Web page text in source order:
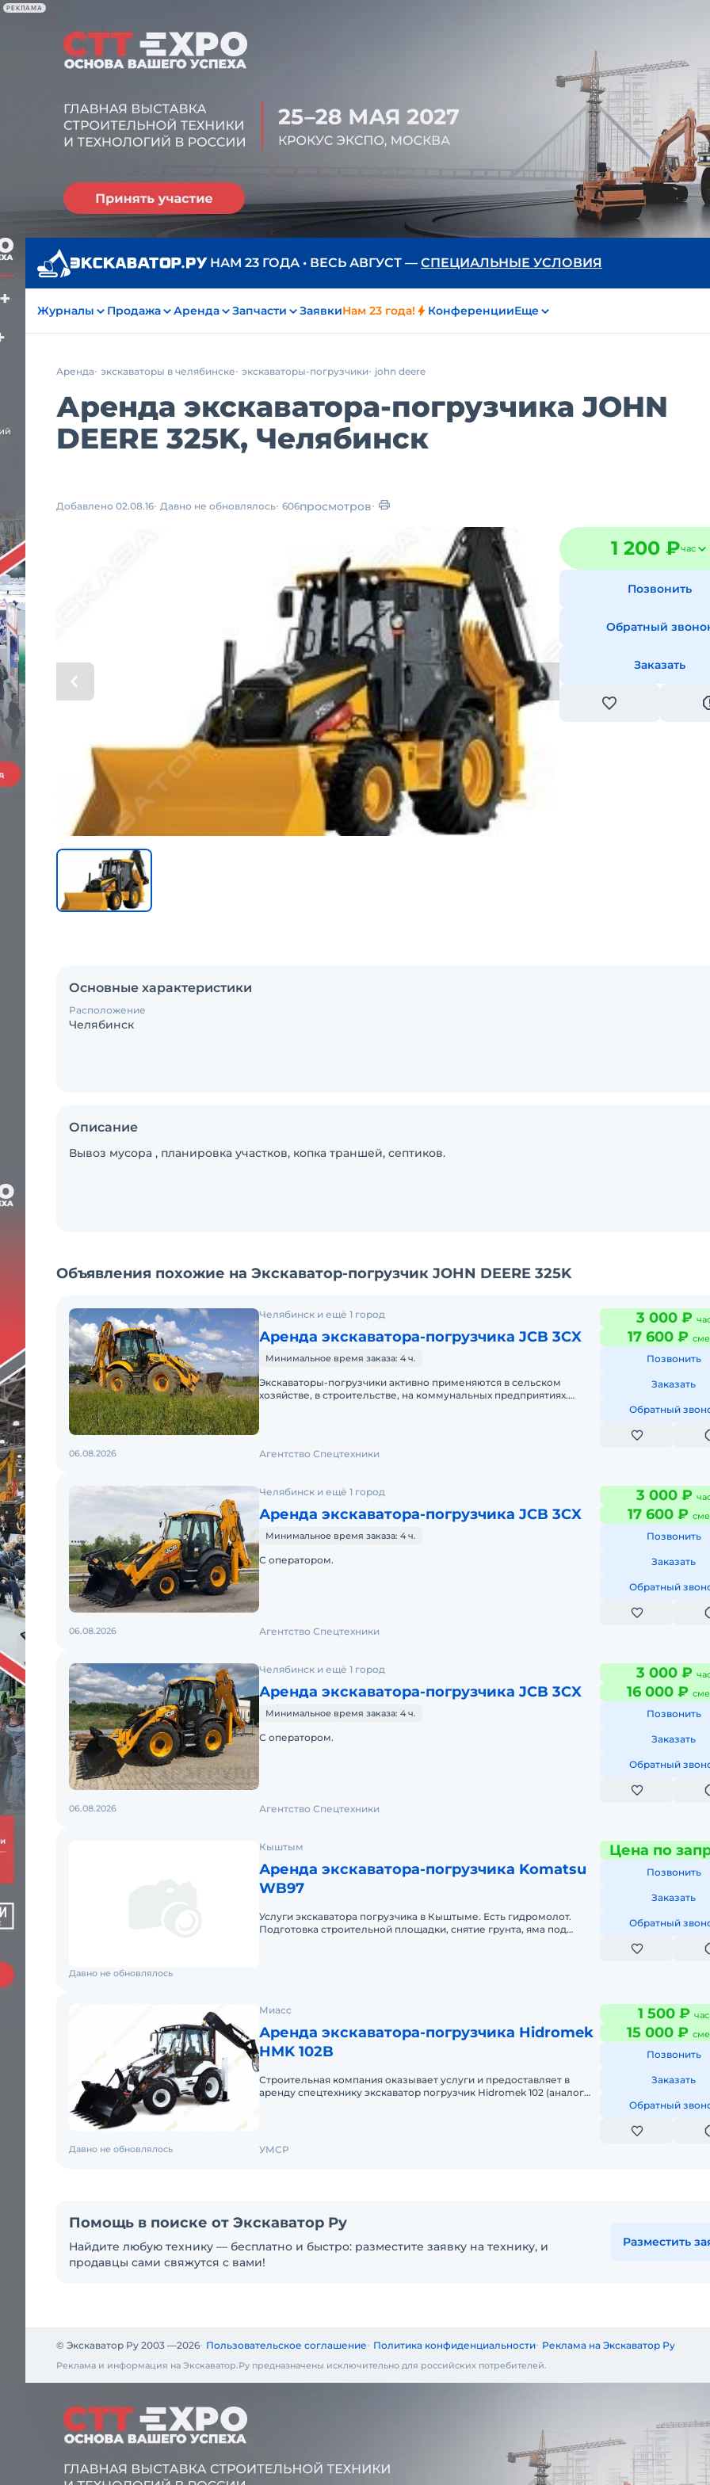
РЕКЛАМА
НАМ 23 ГОДА • ВЕСЬ АВГУСТ — СПЕЦИАЛЬНЫЕ УСЛОВИЯ
Журналы Продажа Аренда Запчасти ЗаявкиНам 23 года! КонференцииЕще
Аренда экскаваторы в челябинске экскаваторы-погрузчики john deere
Аренда экскаватора-погрузчика JOHN
DEERE 325K, Челябинск
Добавлено 02.08.16 Давно не обновлялось 606просмотров
1 200 ₽час
Позвонить
Обратный
Заказать
Основные характеристики
Расположение
Челябинск
Описание
Вывоз мусора , планировка участков, копка траншей, септиков.
Объявления похожие на Экскаватор-погрузчик JOHN DEERE 325K
Челябинск и ещё 1 город
Аренда экскаватора-погрузчика JCB 3CX
Минимальное время заказа: 4 ч.
Экскаваторы-погрузчики активно применяются в сельском
хозяйстве, в строительстве, на коммунальных предприятиях.
3 000 ₽
17 600 ₽
Позвонить
Заказать
Обратный
06.08.2026 Агентство Спецтехники
Челябинск и ещё 1 город
Аренда экскаватора-погрузчика JCB 3CX
Минимальное время заказа: 4 ч.
С оператором.
3 000 ₽
17 600 ₽
Позвонить
Заказать
Обратный
06.08.2026 Агентство Спецтехники
Челябинск и ещё 1 город
Аренда экскаватора-погрузчика JCB 3CX
Минимальное время заказа: 4 ч.
С оператором.
3 000 ₽
16 000 ₽
Позвонить
Заказать
Обратный
06.08.2026 Агентство Спецтехники
Кыштым
Аренда экскаватора-погрузчика Komatsu
WB97
Услуги экскаватора погрузчика в Кыштыме. Есть гидромолот.
Подготовка строительной площадки, снятие грунта, яма под
Цена по
Позвонить
Заказать
Обратный
Давно не обновлялось
Миасс
Аренда экскаватора-погрузчика Hidromek
HMK 102B
Строительная компания оказывает услуги и предоставляет в
аренду спецтехнику экскаватор погрузчик Hidromek 102 (аналог
1 500 ₽ час
15 000 ₽
Позвонить
Заказать
Обратный
Давно не обновлялось УМСР
Помощь в поиске от Экскаватор Ру
Найдите любую технику — бесплатно и быстро: разместите заявку на технику, и
продавцы сами свяжутся с вами!
Разместить
© Экскаватор Ру 2003 —2026 Пользовательское соглашение Политика конфиденциальности Реклама на Экскаватор Ру
Реклама и информация на Экскаватор.Ру предназначены исключительно для российских потребителей.